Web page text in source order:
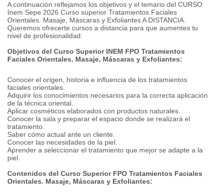
A continuación reflejamos los objetivos y el temario del CURSO
Inem Sepe 2026 Curso superior Tratamientos Faciales
Orientales. Masaje, Máscaras y Exfoliantes A DISTANCIA.
Queremos ofrecerte cursos a distancia para que aumentes tu
nivel de profesionalidad.
Objetivos del Curso Superior INEM FPO Tratamientos
Faciales Orientales. Masaje, Máscaras y Exfoliantes:
Conocer el origen, historia e influencia de los tratamientos
faciales orientales.
Adquirir los conocimientos necesarios para la correcta aplicación
de la técnica oriental.
Aplicar cosméticos elaborados con productos naturales.
Conocer la sala y preparar el espacio donde se realizará el
tratamiento.
Saber cómo actual ante un cliente.
Conocer las necesidades de la piel.
Aprender a seleccionar el tratamiento que mejor se adapte a la
piel.
Contenidos del Curso Superior FPO Tratamientos Faciales
Orientales. Masaje, Máscaras y Exfoliantes: